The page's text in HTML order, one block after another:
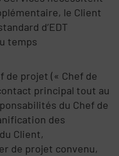
le Client
d’EDT
temps
de projet (« Chef de
principal tout au
du Chef de
des
Client,
de projet convenu,